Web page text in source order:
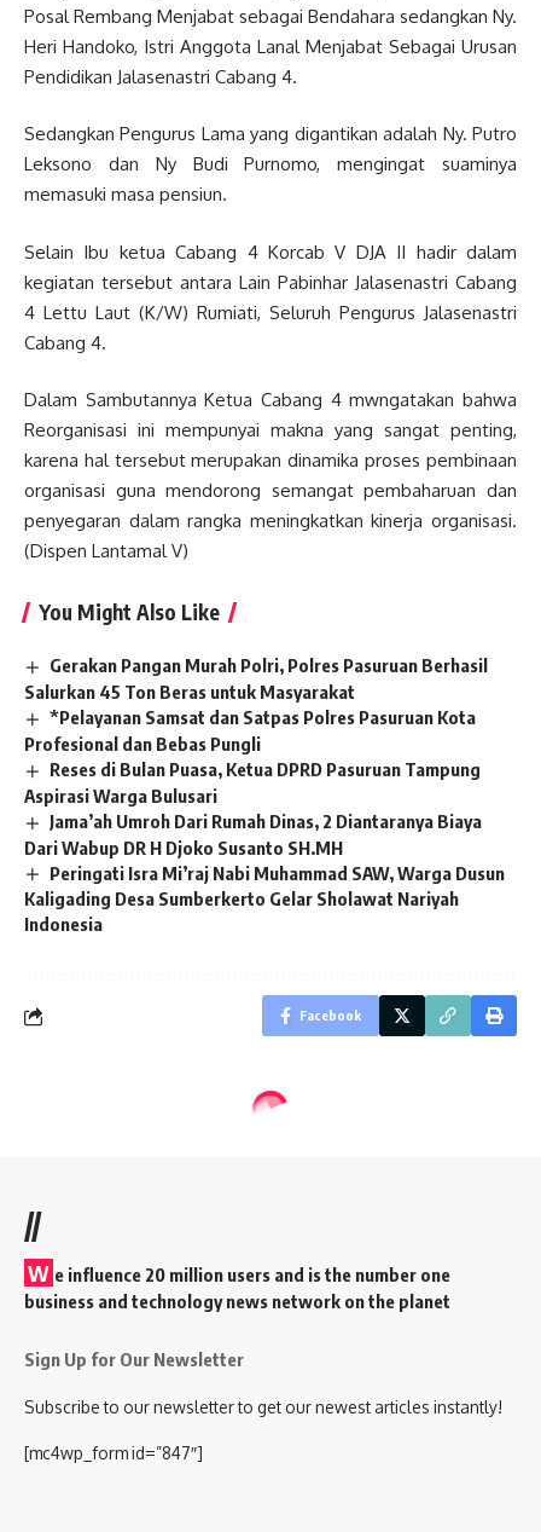
Posal Rembang Menjabat sebagai Bendahara sedangkan Ny.
Heri Handoko, Istri Anggota Lanal Menjabat Sebagai Urusan
Pendidikan Jalasenastri Cabang 4.
Sedangkan Pengurus Lama yang digantikan adalah Ny. Putro
Leksono dan Ny Budi Purnomo, mengingat suaminya
memasuki masa pensiun.
Selain Ibu ketua Cabang 4 Korcab V DJA II hadir dalam
kegiatan tersebut antara Lain Pabinhar Jalasenastri Cabang
4 Lettu Laut (K/W) Rumiati, Seluruh Pengurus Jalasenastri
Cabang 4.
Dalam Sambutannya Ketua Cabang 4 mwngatakan bahwa
Reorganisasi ini mempunyai makna yang sangat penting,
karena hal tersebut merupakan dinamika proses pembinaan
organisasi guna mendorong semangat pembaharuan dan
penyegaran dalam rangka meningkatkan kinerja organisasi.
(Dispen Lantamal V)
You Might Also Like
Gerakan Pangan Murah Polri, Polres Pasuruan Berhasil
Salurkan 45 Ton Beras untuk Masyarakat
*Pelayanan Samsat dan Satpas Polres Pasuruan Kota
Profesional dan Bebas Pungli
Reses di Bulan Puasa, Ketua DPRD Pasuruan Tampung
Aspirasi Warga Bulusari
Jama’ah Umroh Dari Rumah Dinas, 2 Diantaranya Biaya
Dari Wabup DR H Djoko Susanto SH.MH
Peringati Isra Mi’raj Nabi Muhammad SAW, Warga Dusun
Kaligading Desa Sumberkerto Gelar Sholawat Nariyah
Indonesia
Facebook
//
W e influence 20 million users and is the number one
business and technology news network on the planet
Sign Up for Our Newsletter
Subscribe to our newsletter to get our newest articles instantly!
[mc4wp_form id=”847″]